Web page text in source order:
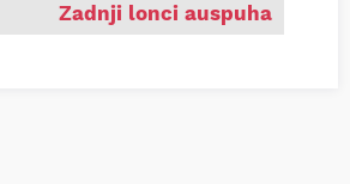
Zadnji lonci auspuha